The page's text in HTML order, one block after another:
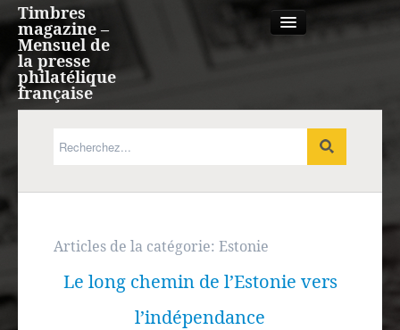
Timbres
magazine –
Mensuel de
la presse
philatélique
française
Expression française
Europe
Articles de la catégorie: Estonie
Le long chemin de l’Estonie vers
l’indépendance